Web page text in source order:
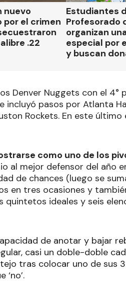
nuevo
por el crimen
.22
Estudiantes
Profesorado
organizan
especial por
y buscan
Denver Nuggets con el 4°
pasos por Atlanta
Rockets. En este
como uno de los
al mejor defensor del año
de chances (luego se
en tres ocasiones y
ideales y seis
de anotar y bajar
casi un doble-doble
tras colocar uno de sus